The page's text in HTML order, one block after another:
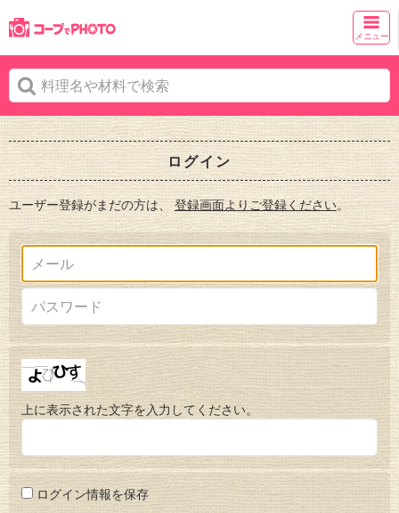
メニュー
ログイン
ユーザー登録がまだの方は、 登録画面よりご登録ください。
上に表示された文字を入力してください。
ログイン情報を保存